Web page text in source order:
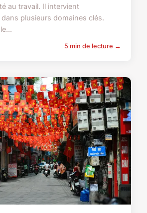
au travail. Il intervient
plusieurs domaines clés.
5 min de lecture →